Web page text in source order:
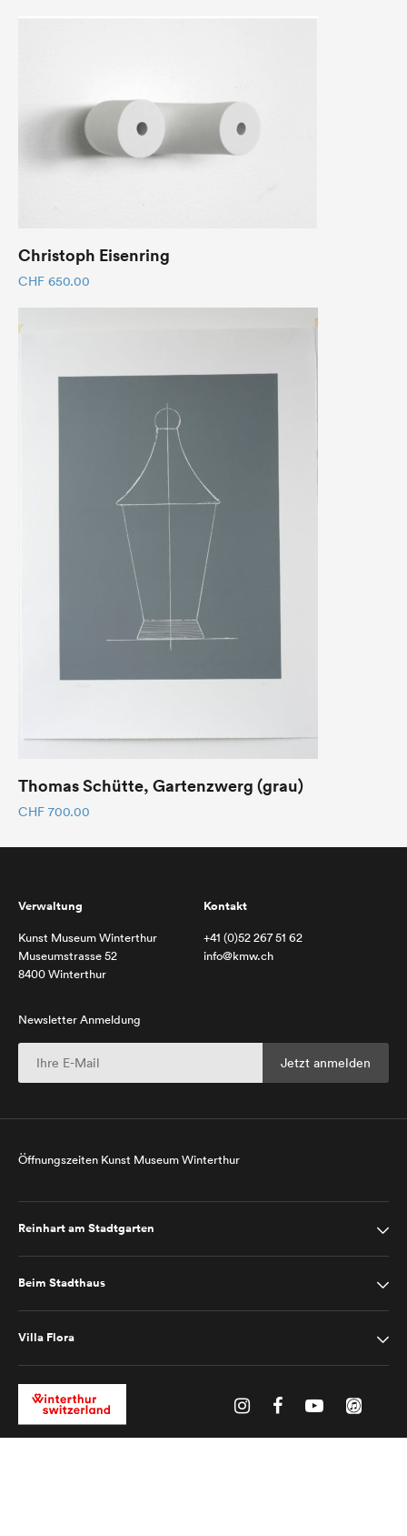
Christoph Eisenring
CHF 650.00
Thomas Schütte, Gartenzwerg (grau)
CHF 700.00
Verwaltung
Kunst Museum Winterthur
Museumstrasse 52
8400 Winterthur
Kontakt
+41 (0)52 267 51 62
info@kmw.ch
Newsletter Anmeldung
Öffnungszeiten Kunst Museum Winterthur
Reinhart am Stadtgarten
Beim Stadthaus
Villa Flora